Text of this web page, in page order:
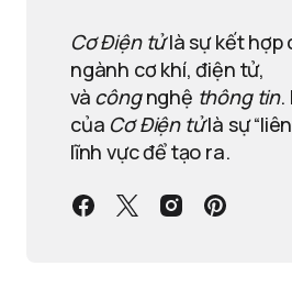
Cơ Điện tửlà sự kết hợp
ngành cơ khí, điện tử,
và côngnghệ thông tin.
của Cơ Điện tửlà sự
lĩnh vực để tạo ra.